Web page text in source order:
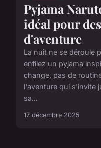
Pyjama
idéal pour
d'aventure
La nuit ne se déroule
enfilez un pyjama
change, pas de
l'aventure qui s'invite
sa...
17 décembre 2025